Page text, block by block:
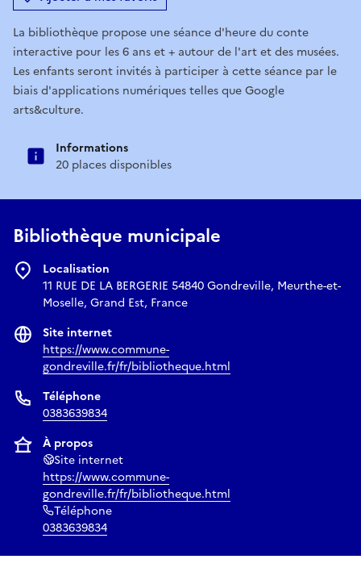
La bibliothèque propose une séance d'heure du conte
interactive pour les 6 ans et + autour de l'art et des musées.
Les enfants seront invités à participer à cette séance par le
biais d'applications numériques telles que Google
arts&culture.
Informations
20 places disponibles
Bibliothèque municipale
Localisation
11 RUE DE LA BERGERIE 54840 Gondreville, Meurthe-et-
Moselle, Grand Est, France
Site internet
https://www.commune-
gondreville.fr/fr/bibliotheque.html
Téléphone
0383639834
À propos
Site internet
https://www.commune-
gondreville.fr/fr/bibliotheque.html
Téléphone
0383639834